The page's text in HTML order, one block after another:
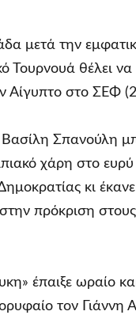
μετά την
Τουρνουά θέλει
Αίγυπτο στο ΣΕΦ
Σπανούλη
χάρη στο ευρύ
κι
πρόκριση
έπαιξε ωραίο
τον Γιάννη